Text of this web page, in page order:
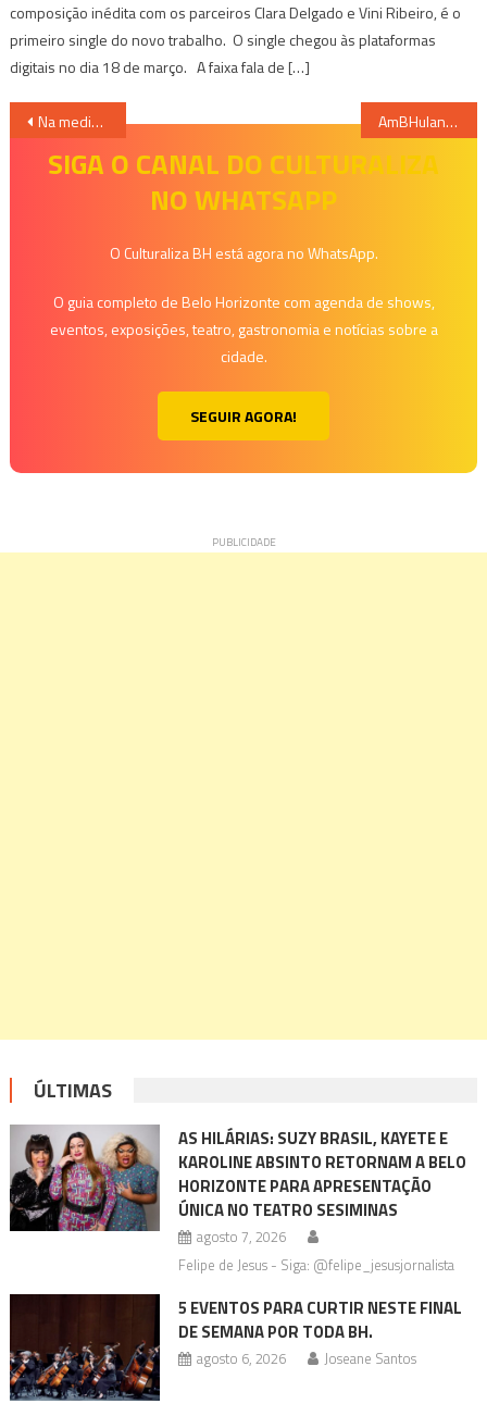
composição inédita com os parceiros Clara Delgado e Vini Ribeiro, é o
primeiro single do novo trabalho. O single chegou às plataformas
digitais no dia 18 de março. A faixa fala de […]
Navegação
Na medida certa: “Imagine Dragons” traz som impactante em “Origins” novo álbum AmBHulantes #2 traz Favelinha Dance e Oficina do Mundialito de Rolimã neste final de semana
SIGA O CANAL DO CULTURALIZA
NO WHATSAPP
O Culturaliza BH está agora no WhatsApp.
O guia completo de Belo Horizonte com agenda de shows,
eventos, exposições, teatro, gastronomia e notícias sobre a
cidade.
SEGUIR AGORA!
ÚLTIMAS
AS HILÁRIAS: SUZY BRASIL, KAYETE E
KAROLINE ABSINTO RETORNAM A BELO
HORIZONTE PARA APRESENTAÇÃO
ÚNICA NO TEATRO SESIMINAS
agosto 7, 2026
Felipe de Jesus - Siga: @felipe_jesusjornalista
5 EVENTOS PARA CURTIR NESTE FINAL
DE SEMANA POR TODA BH.
agosto 6, 2026 Joseane Santos